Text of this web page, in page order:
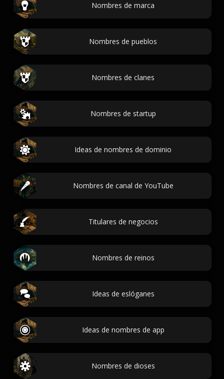
Nombres de marca
Nombres de pueblos
Nombres de clanes
Nombres de startup
Ideas de nombres de dominio
Nombres de canal de YouTube
Titulares de negocios
Nombres de reinos
Ideas de eslóganes
Ideas de nombres de app
Nombres de dioses